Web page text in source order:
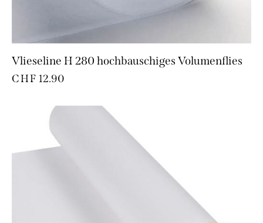
Vlieseline H 280 hochbauschiges Volumenflies
CHF 12.90